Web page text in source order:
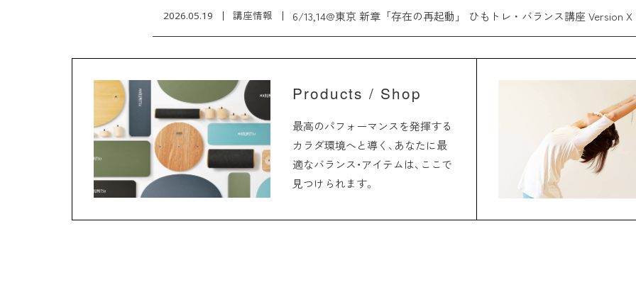
2026.05.19 講座情報 6/13,14@東京 新章「存在の再起動」 ひもトレ・バランス講座 Version X
Products / Shop
最高のパフォーマンスを発揮する
カラダ環境へと導く、あなたに最
適なバランス・アイテムは、ここで
見つけられます。